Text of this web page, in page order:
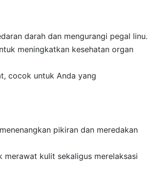
darah dan mengurangi pegal linu.
meningkatkan kesehatan organ
cocok untuk Anda yang
pikiran dan meredakan
merawat kulit sekaligus merelaksasi